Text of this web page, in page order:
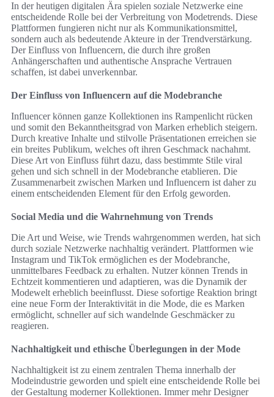
In der heutigen digitalen Ära spielen soziale Netzwerke eine
entscheidende Rolle bei der Verbreitung von Modetrends. Diese
Plattformen fungieren nicht nur als Kommunikationsmittel,
sondern auch als bedeutende Akteure in der Trendverstärkung.
Der Einfluss von Influencern, die durch ihre großen
Anhängerschaften und authentische Ansprache Vertrauen
schaffen, ist dabei unverkennbar.
Der Einfluss von Influencern auf die Modebranche
Influencer können ganze Kollektionen ins Rampenlicht rücken
und somit den Bekanntheitsgrad von Marken erheblich steigern.
Durch kreative Inhalte und stilvolle Präsentationen erreichen sie
ein breites Publikum, welches oft ihren Geschmack nachahmt.
Diese Art von Einfluss führt dazu, dass bestimmte Stile viral
gehen und sich schnell in der Modebranche etablieren. Die
Zusammenarbeit zwischen Marken und Influencern ist daher zu
einem entscheidenden Element für den Erfolg geworden.
Social Media und die Wahrnehmung von Trends
Die Art und Weise, wie Trends wahrgenommen werden, hat sich
durch soziale Netzwerke nachhaltig verändert. Plattformen wie
Instagram und TikTok ermöglichen es der Modebranche,
unmittelbares Feedback zu erhalten. Nutzer können Trends in
Echtzeit kommentieren und adaptieren, was die Dynamik der
Modewelt erheblich beeinflusst. Diese sofortige Reaktion bringt
eine neue Form der Interaktivität in die Mode, die es Marken
ermöglicht, schneller auf sich wandelnde Geschmäcker zu
reagieren.
Nachhaltigkeit und ethische Überlegungen in der Mode
Nachhaltigkeit ist zu einem zentralen Thema innerhalb der
Modeindustrie geworden und spielt eine entscheidende Rolle bei
der Gestaltung moderner Kollektionen. Immer mehr Designer